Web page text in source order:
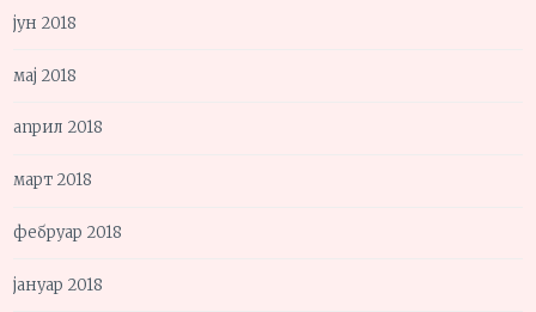
јун 2018
мај 2018
април 2018
март 2018
фебруар 2018
јануар 2018